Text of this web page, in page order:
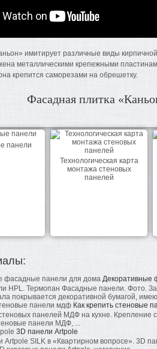
имитирует различные виды
металлическими крепежными
крепится саморезами на обрешетку.
Фасадная плитка
панели
Технологическая карта
монтажа стеновых
панелей
Декоративные
HPL. Термопан Фасадные панели. Фото.
покрывается декоративной бумагой,
Как крепить стеновые
панелей МДФ на кухне.
панели МДФ, ...
3D панели Artpole
Artpole SILK в «Квартирном вопросе». 3D